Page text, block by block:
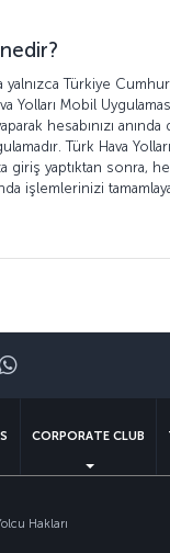
yalnızca Türkiye
Yolları Mobil
hesabınızı
Türk Hava
giriş yaptıktan sonra,
işlemlerinizi
Whatsapp
CORPORATE CLUB
Hakları